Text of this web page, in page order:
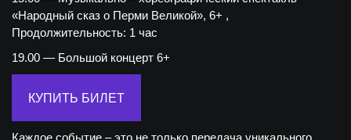
«Народный сказ о Перми Великой», 6+ ,
Продолжительность: 1 час
19.00 — Большой концерт 6+
КУПИТЬ БИЛЕТ
Каждое событие – это не только передача уникального